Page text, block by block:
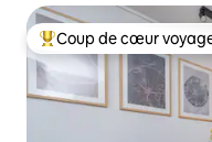
Coup de cœur
Coup de cœur